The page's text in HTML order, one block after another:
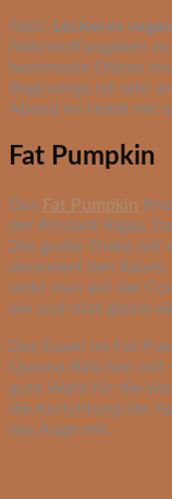
Fazit: Leckeres
Nährstoffangaben
bestimmte Diäten
Beginnings ist sehr
Abend im Hotel mit
Fat Pumpkin
Das Fat Pumpkin
der Altstadt Rigas.
Die große Theke mit
dominiert den
sinkt man auf der
ein und sitzt gleich
Das Essen im Fat
Quinoa Bällchen mit
gute Wahl für die
die Anrichtung der
das Auge mit.